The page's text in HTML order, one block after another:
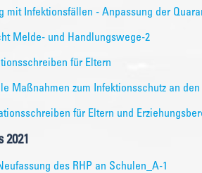
mit Infektionsfällen - Anpassung der
Melde- und Handlungswege-2
für Eltern
Maßnahmen zum Infektionsschutz an
für Eltern und
2021
des RHP an Schulen_A-1